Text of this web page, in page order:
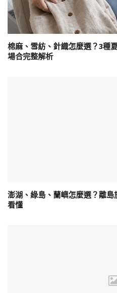
棉麻、雪紡、針織怎麼選？3種
場合完整解析
澎湖、綠島、蘭嶼怎麼選？離
看懂